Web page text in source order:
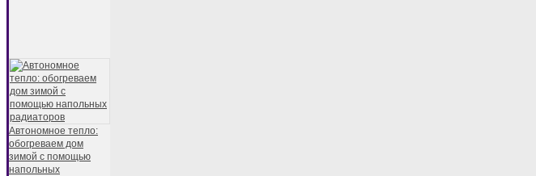
Автономное тепло:
обогреваем дом
зимой с помощью
напольных